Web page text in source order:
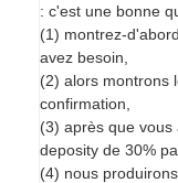
: c'est une bonne
(1) montrez-
avez besoin,
(2) alors montrons
confirmation,
(3) après que
deposity de 30%
(4) nous